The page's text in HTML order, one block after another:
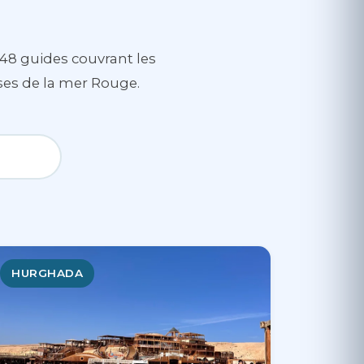
guides couvrant les
de la mer Rouge.
HURGHADA